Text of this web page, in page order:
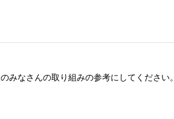
みなさんの取り組みの参考にしてください。